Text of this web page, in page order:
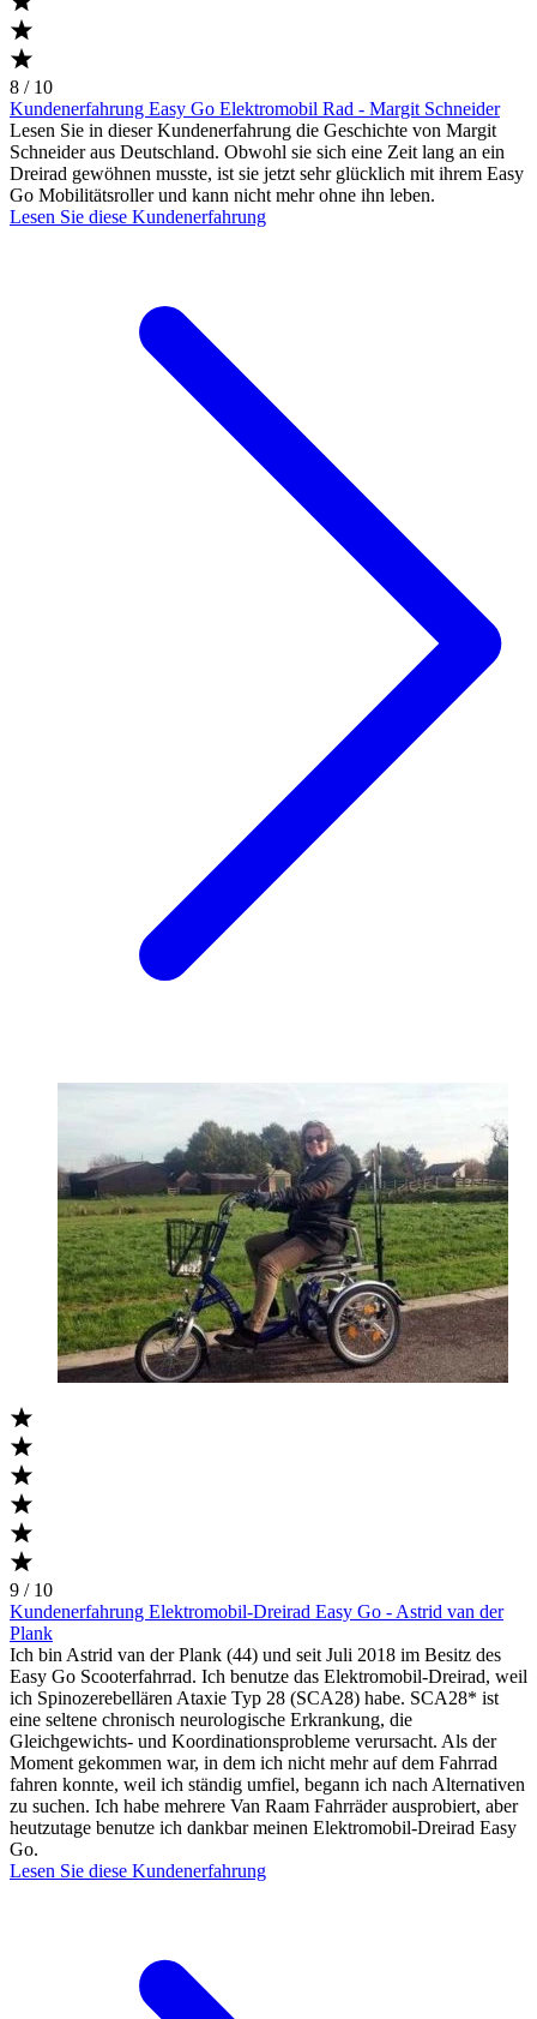
8 / 10
Kundenerfahrung Easy Go Elektromobil Rad - Margit Schneider
Lesen Sie in dieser Kundenerfahrung die Geschichte von Margit
Schneider aus Deutschland. Obwohl sie sich eine Zeit lang an ein
Dreirad gewöhnen musste, ist sie jetzt sehr glücklich mit ihrem Easy
Go Mobilitätsroller und kann nicht mehr ohne ihn leben.
Lesen Sie diese Kundenerfahrung
9 / 10
Kundenerfahrung Elektromobil-Dreirad Easy Go - Astrid van der
Plank
Ich bin Astrid van der Plank (44) und seit Juli 2018 im Besitz des
Easy Go Scooterfahrrad. Ich benutze das Elektromobil-Dreirad, weil
ich Spinozerebellären Ataxie Typ 28 (SCA28) habe. SCA28* ist
eine seltene chronisch neurologische Erkrankung, die
Gleichgewichts- und Koordinationsprobleme verursacht. Als der
Moment gekommen war, in dem ich nicht mehr auf dem Fahrrad
fahren konnte, weil ich ständig umfiel, begann ich nach Alternativen
zu suchen. Ich habe mehrere Van Raam Fahrräder ausprobiert, aber
heutzutage benutze ich dankbar meinen Elektromobil-Dreirad Easy
Go.
Lesen Sie diese Kundenerfahrung